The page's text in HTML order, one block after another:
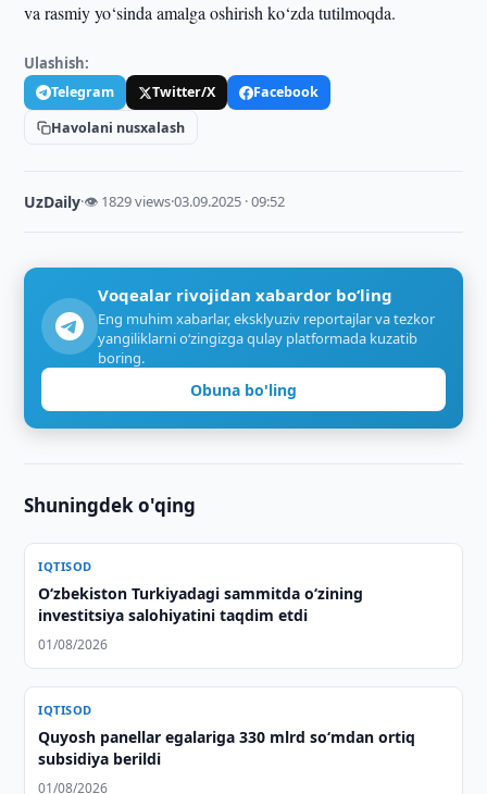
va rasmiy yo‘sinda amalga oshirish ko‘zda tutilmoqda.
Ulashish:
Telegram Twitter/X
Facebook
Havolani nusxalash
UzDaily·👁 1829 views·03.09.2025 · 09:52
Voqealar rivojidan xabardor bo‘ling
Eng muhim xabarlar, eksklyuziv reportajlar va tezkor
yangiliklarni o‘zingizga qulay platformada kuzatib
boring.
Obuna bo'ling
Shuningdek o'qing
IQTISOD
Oʻzbekiston Turkiyadagi sammitda oʻzining
investitsiya salohiyatini taqdim etdi
01/08/2026
IQTISOD
Quyosh panellar egalariga 330 mlrd so‘mdan ortiq
subsidiya berildi
01/08/2026